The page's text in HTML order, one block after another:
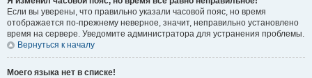
Если вы уверены, что правильно указали часовой пояс, но время
отображается по-прежнему неверное, значит, неправильно установлено
время на сервере. Уведомите администратора для устранения проблемы.
Вернуться к началу
Моего языка нет в списке!